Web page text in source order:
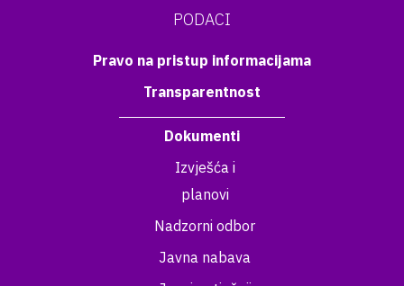
PODACI
Pravo na pristup informacijama
Transparentnost
Dokumenti
Izvješća i
planovi
Nadzorni odbor
Javna nabava